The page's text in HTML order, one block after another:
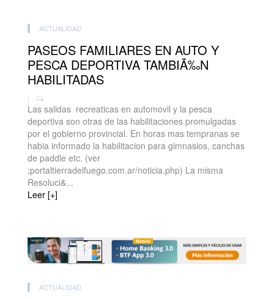
ACTUALIDAD
PASEOS FAMILIARES EN AUTO Y
PESCA DEPORTIVA TAMBIÃ‰N
HABILITADAS
| -
Las salidas recreaticas en automovil y la pesca
deportiva son otras de las habilitaciones promulgadas
por el gobierno provincial. En horas mas tempranas se
habia informado la habilitacion para gimnasios, canchas
de paddle etc. (ver
;portaltierradelfuego.com.ar/noticia.php) La misma
Resoluci&...
Leer [+]
ACTUALIDAD